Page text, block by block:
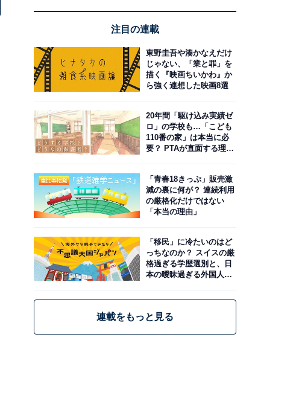
注目の連載
東野圭吾や湊かなえだけ
じゃない、「業と罪」を
描く『映画ちいかわ』か
ら強く連想した映画8選
20年間「駆け込み実績ゼ
ロ」の学校も…「こども
110番の家」は本当に必
要？ PTAが直面する理想
「青春18きっぷ」販売激
減の裏に何が？ 連続利用
の厳格化だけではない
「本当の理由」
「移民」に冷たいのはど
っちなのか？ スイスの厳
格過ぎる学歴選別と、日
本の曖昧過ぎる外国人政
連載をもっと見る